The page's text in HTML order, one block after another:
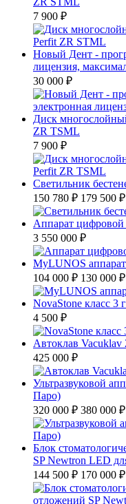
7 900 ₽
Новый Дент -
лицензия,
30 000 ₽
Диск
ZR TSML
7 900 ₽
Светильник
150 780 ₽ 179 500 ₽
Аппарат
3 550 000 ₽
MyLUNOS
104 000 ₽ 130 000 ₽
NovaStone класс 3
4 500 ₽
Автоклав Vacuklav
425 000 ₽
Ультразвуковой
Паро)
320 000 ₽ 380 000 ₽
Блок
SP Newtron LED
144 500 ₽ 170 000 ₽